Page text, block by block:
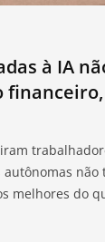
à IA
não
melhores do